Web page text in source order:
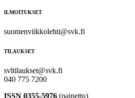
ILMOITUKSET
suomenviikkolehti@svk.fi
TILAUKSET
svltilaukset@svk.fi
040 775 7200
ISSN 0355-5976 (painettu)